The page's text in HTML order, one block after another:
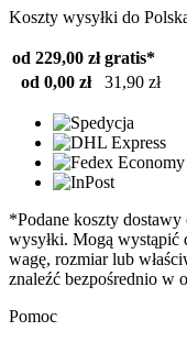
Koszty wysyłki do
od 229,00 zł gratis*
od 0,00 zł
31,90 zł
*Podane koszty
wysyłki. Mogą wystąpić
wagę, rozmiar lub
znaleźć bezpośrednio w
Pomoc